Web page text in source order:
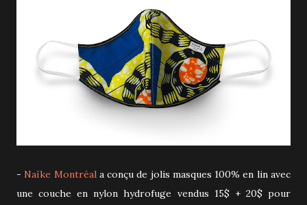
-Naïke Montréala conçu de jolis masques 100% en lin avec
une couche en nylon hydrofuge vendus 15$ + 20$ pour